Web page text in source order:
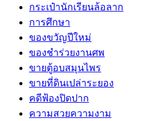
กระเป๋านักเรียนล้อลาก
การศึกษา
ของขวัญปีใหม่
ของชำร่วยงานศพ
ขายตู้อบสมุนไพร
ขายที่ดินเปล่าระยอง
คดีฟ้องปิดปาก
ความสวยความงาม